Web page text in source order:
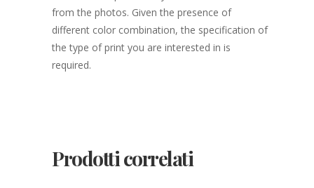
from the photos. Given the presence of
different color combination, the specification of
the type of print you are interested in is
required.
Prodotti correlati